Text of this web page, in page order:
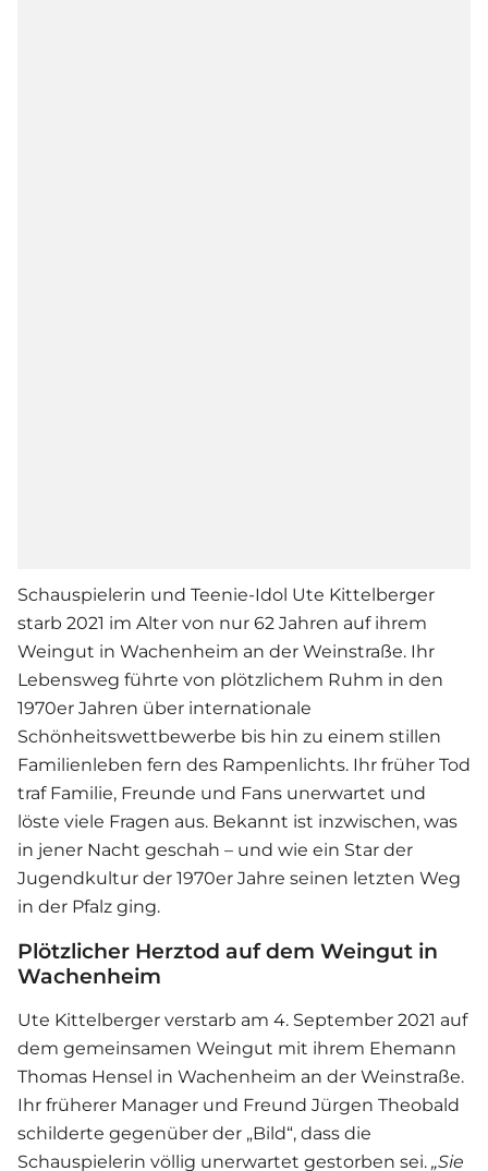
Schauspielerin und Teenie-Idol Ute Kittelberger
starb 2021 im Alter von nur 62 Jahren auf ihrem
Weingut in Wachenheim an der Weinstraße. Ihr
Lebensweg führte von plötzlichem Ruhm in den
1970er Jahren über internationale
Schönheitswettbewerbe bis hin zu einem stillen
Familienleben fern des Rampenlichts. Ihr früher Tod
traf Familie, Freunde und Fans unerwartet und
löste viele Fragen aus. Bekannt ist inzwischen, was
in jener Nacht geschah – und wie ein Star der
Jugendkultur der 1970er Jahre seinen letzten Weg
in der Pfalz ging.
Plötzlicher Herztod auf dem Weingut in
Wachenheim
Ute Kittelberger verstarb am 4. September 2021 auf
dem gemeinsamen Weingut mit ihrem Ehemann
Thomas Hensel in Wachenheim an der Weinstraße.
Ihr früherer Manager und Freund Jürgen Theobald
schilderte gegenüber der „Bild“, dass die
Schauspielerin völlig unerwartet gestorben sei. „Sie